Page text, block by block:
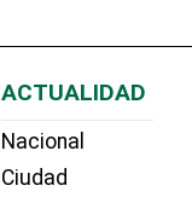
ACTUALIDAD
Nacional
Ciudad